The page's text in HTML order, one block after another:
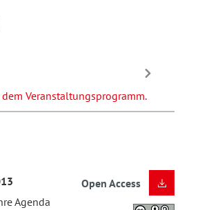
Veranstaltungsprogramm.
Agenda
Open Access